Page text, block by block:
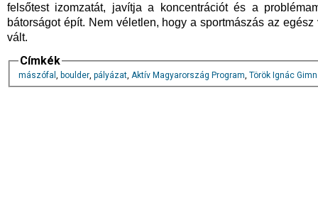
felsőtest izomzatát, javítja a koncentrációt és a
bátorságot épít. Nem véletlen, hogy a sportmászás az
vált.
Címkék
mászófal , boulder, pályázat, Aktív Magyarország Program, Török Ignác